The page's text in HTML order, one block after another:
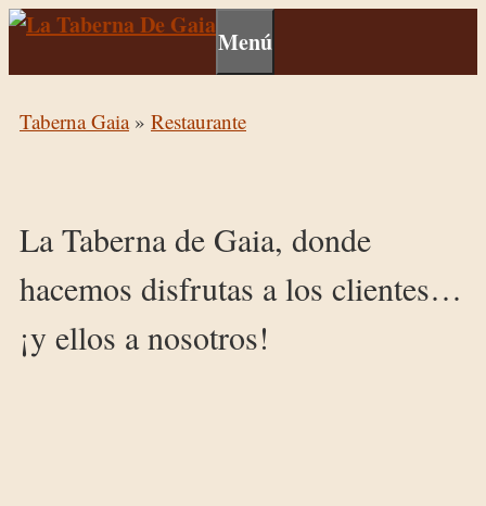
Menú
Taberna Gaia» Restaurante
La Taberna de Gaia, donde
hacemos disfrutas a los clientes…
¡y ellos a nosotros!